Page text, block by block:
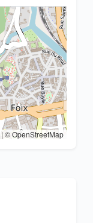
| © OpenStreetMap